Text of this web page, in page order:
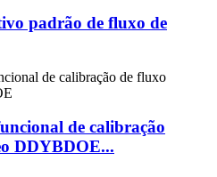
padrão de fluxo de
de calibração
DDYBDOE...